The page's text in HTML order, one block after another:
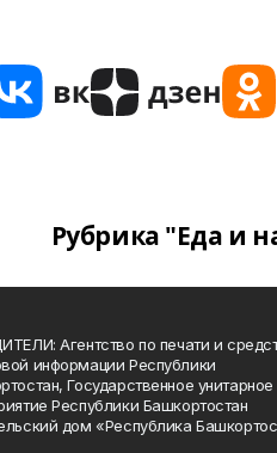
Рубрика "Еда и
Агентство по печати и
информации Республики
Государственное унитарное
Республики Башкортостан
дом «Республика